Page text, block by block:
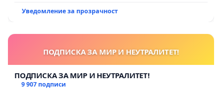
Уведомление за прозрачност
ПОДПИСКА ЗА МИР И НЕУТРАЛИТЕТ!
ПОДПИСКА ЗА МИР И НЕУТРАЛИТЕТ!
9 907 подписи